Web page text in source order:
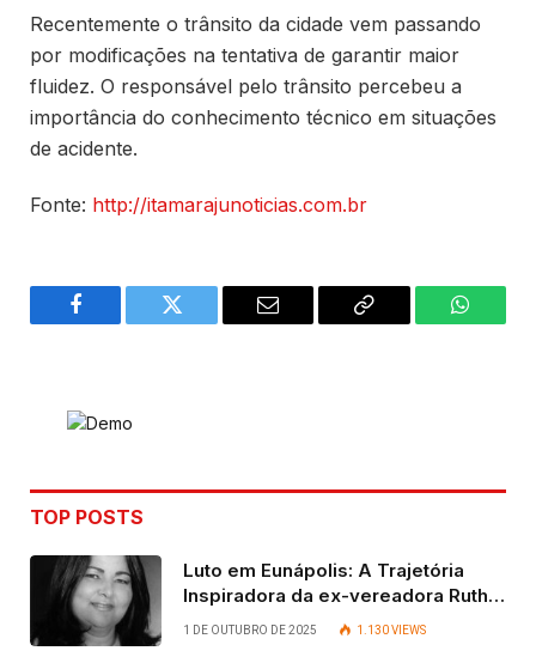
Recentemente o trânsito da cidade vem passando
por modificações na tentativa de garantir maior
fluidez. O responsável pelo trânsito percebeu a
importância do conhecimento técnico em situações
de acidente.
Fonte: http://itamarajunoticias.com.br
Facebook Twitter Email
Copy
TOP POSTS
Luto em Eunápolis: A Trajetória
Inspiradora da ex-vereadora Ruth
Contadora
1 DE OUTUBRO DE 2025 1.130VIEWS